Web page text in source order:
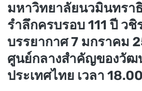
มหาวิทยาลัยนวมินทรา
รำลึกครบรอบ 111 ปี ว
บรรยากาศ 7 มกราคม
ศูนย์กลางสำคัญของวัฒ
ประเทศไทย เวลา